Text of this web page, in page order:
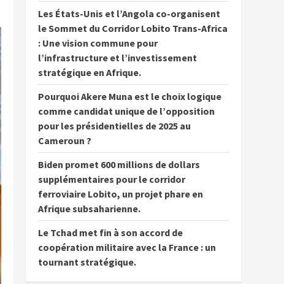
Les États-Unis et l’Angola co-organisent
le Sommet du Corridor Lobito Trans-Africa
: Une vision commune pour
l’infrastructure et l’investissement
stratégique en Afrique.
Pourquoi Akere Muna est le choix logique
comme candidat unique de l’opposition
pour les présidentielles de 2025 au
Cameroun ?
Biden promet 600 millions de dollars
supplémentaires pour le corridor
ferroviaire Lobito, un projet phare en
Afrique subsaharienne.
Le Tchad met fin à son accord de
coopération militaire avec la France : un
tournant stratégique.